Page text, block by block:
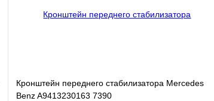
Кронштейн переднего стабилизатора Mercedes
Benz A9413230163 7390